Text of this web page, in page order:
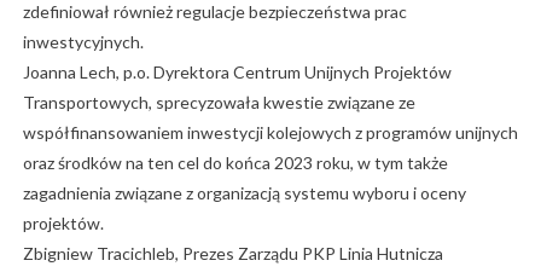
zdefiniował również regulacje bezpieczeństwa prac
inwestycyjnych.
Joanna Lech, p.o. Dyrektora Centrum Unijnych Projektów
Transportowych, sprecyzowała kwestie związane ze
współfinansowaniem inwestycji kolejowych z programów unijnych
oraz środków na ten cel do końca 2023 roku, w tym także
zagadnienia związane z organizacją systemu wyboru i oceny
projektów.
Zbigniew Tracichleb, Prezes Zarządu PKP Linia Hutnicza